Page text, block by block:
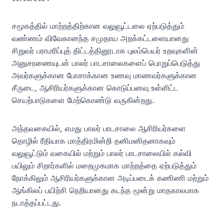
சமூகத்தில் மாற்றத்திற்கான வலுவூட்டலை ஏற்படுத்தும்
வண்ணம் விவேகானந்த சமுதாய அறக்கட்டளையானது
சிறுவர் பராமரிப்புத் திட்டத்தினூடாக புலம்பெயர் உறவுகளின்
அனுசரணையுடன் பாலர் பாடசாலைகளைப் பொறுப்பெடுத்து
அவர்களுக்கான போசாக்கான உணவு மாணவர்களுக்கான
சீருடை, ஆசிரியர்களுக்கான கொடுப்பனவு உள்ளிட்ட
செயற்பாடுகளை மேற்கொண்டு வருகின்றது.
அந்தவகையில், எமது பாலர் பாடசாலை ஆசிரியர்களை
தொழில் ரீதியாக மாத்திரமின்றி தனிமனிதனாகவும்
வலுவூட்டும் வகையில் மற்றும் பாலர் பாடசாலையில் கல்வி
பயிலும் சிறார்களில் மறைமுகமாக மாற்றத்தை ஏற்படுத்தும்
நோக்கிலும் ஆசிரியர்களுக்கான அடிப்படைக் கணிணி மற்றும்
ஆங்கிலப் பயிற்சி நெறியானது கடந்த மூன்று மாதகாலமாக
நடாத்தப்பட்டது.